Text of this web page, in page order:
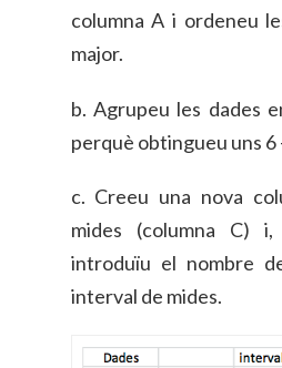
columna A i ordeneu
major.
b. Agrupeu les dades
perquè obtingueu uns 6
c. Creeu una nova
mides (columna C)
introduïu el nombre
interval de mides.